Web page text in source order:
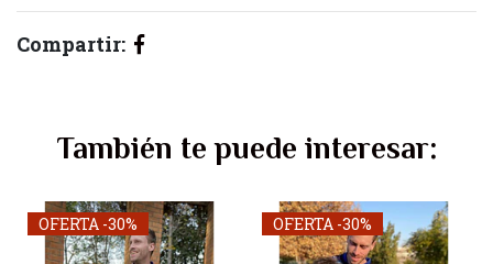
Compartir:
También te puede interesar:
OFERTA -30% OFERTA -30%